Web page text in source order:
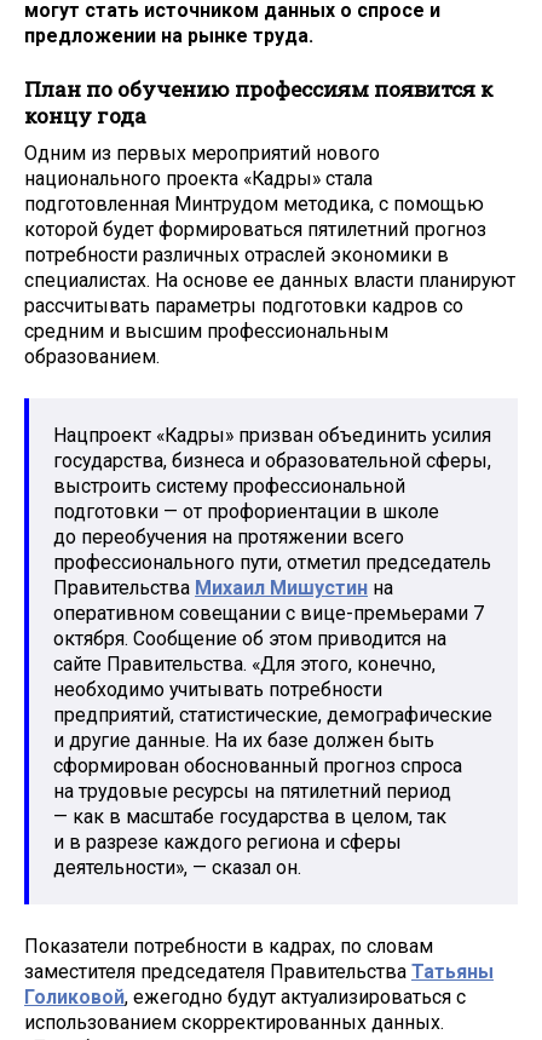
могут стать источником данных о спросе и
предложении на рынке труда.
План по обучению профессиям появится к
концу года
Одним из первых мероприятий нового
национального проекта «Кадры» стала
подготовленная Минтрудом методика, с помощью
которой будет формироваться пятилетний прогноз
потребности различных отраслей экономики в
специалистах. На основе ее данных власти планируют
рассчитывать параметры подготовки кадров со
средним и высшим профессиональным
образованием.
Нацпроект «Кадры» призван объединить усилия
государства, бизнеса и образовательной сферы,
выстроить систему профессиональной
подготовки — от профориентации в школе
до переобучения на протяжении всего
профессионального пути, отметил председатель
Правительства Михаил Мишустин на
оперативном совещании с вице-премьерами 7
октября. Сообщение об этом приводится на
сайте Правительства. «Для этого, конечно,
необходимо учитывать потребности
предприятий, статистические, демографические
и другие данные. На их базе должен быть
сформирован обоснованный прогноз спроса
на трудовые ресурсы на пятилетний период
— как в масштабе государства в целом, так
и в разрезе каждого региона и сферы
деятельности», — сказал он.
Показатели потребности в кадрах, по словам
заместителя председателя Правительства Татьяны
Голиковой, ежегодно будут актуализироваться с
использованием скорректированных данных.